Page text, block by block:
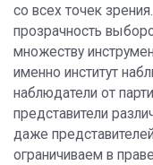
со всех точек
прозрачность
множеству
именно институт
наблюдатели от
представители
даже
ограничиваем в